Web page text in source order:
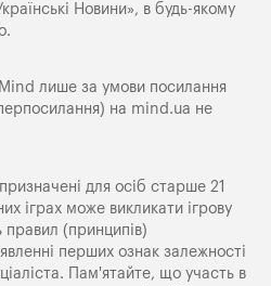
Новини», в будь-якому
лише за умови посилання
на mind.ua не
для осіб старше 21
іграх може викликати ігрову
(принципів)
перших ознак залежності
Пам'ятайте, що участь в